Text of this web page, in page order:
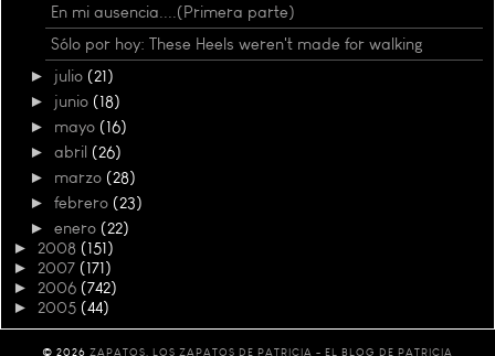
En mi ausencia....(Primera parte)
Sólo por hoy: These Heels weren't made for walking
► julio (21)
► junio (18)
► mayo (16)
► abril (26)
► marzo (28)
► febrero (23)
► enero (22)
► 2008 (151)
► 2007 (171)
► 2006 (742)
► 2005 (44)
© 2026 ZAPATOS, LOS ZAPATOS DE PATRICIA - EL BLOG DE PATRICIA